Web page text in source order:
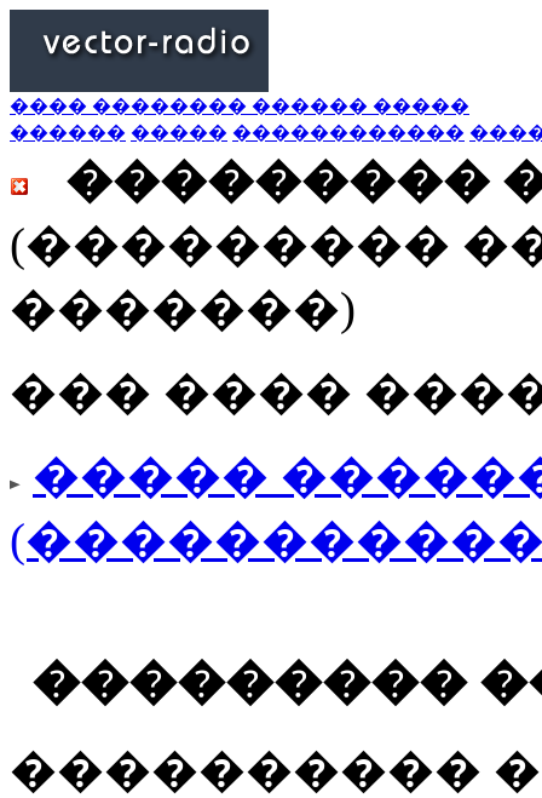
���� �������� ������ �����
������ ����� ������������
���������
(���������
�������)
��� ����
�����
���������
����������